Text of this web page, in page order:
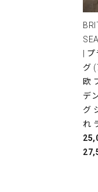
|
グ
欧
デ
グ
れ